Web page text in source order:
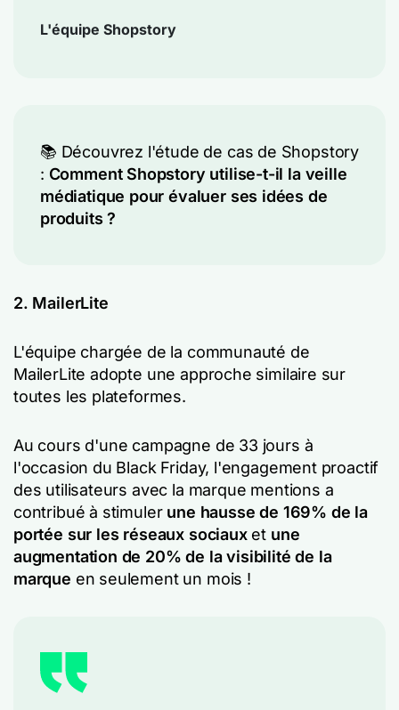
L'équipe Shopstory
📚 Découvrez l'étude de cas de Shopstory
: Comment Shopstory utilise-t-il la veille
médiatique pour évaluer ses idées de
produits ?
2. MailerLite
L'équipe chargée de la communauté de
MailerLite adopte une approche similaire sur
toutes les plateformes.
Au cours d'une campagne de 33 jours à
l'occasion du Black Friday, l'engagement proactif
des utilisateurs avec la marque mentions a
contribué à stimuler une hausse de 169% de la
portée sur les réseaux sociauxet une
augmentation de 20% de la visibilité de la
marque en seulement un mois !